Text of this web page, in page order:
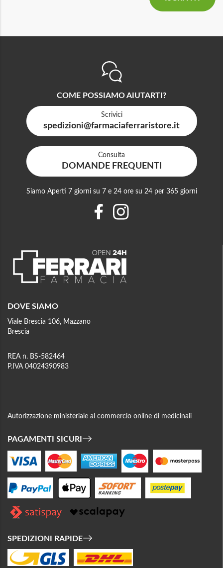
DOVE SIAMO
Viale Brescia 106, Mazzano
Brescia
REA n. BS-582464
P.IVA 04024390983
Autorizzazione ministeriale al commercio online di medicinali
PAGAMENTI SICURI
SPEDIZIONI RAPIDE
COME POSSIAMO AIUTARTI?
Scrivici
spedizioni@farmaciaferraristore.it
Consulta
DOMANDE FREQUENTI
Siamo Aperti 7 giorni su 7 e 24 ore su 24 per 365 giorni